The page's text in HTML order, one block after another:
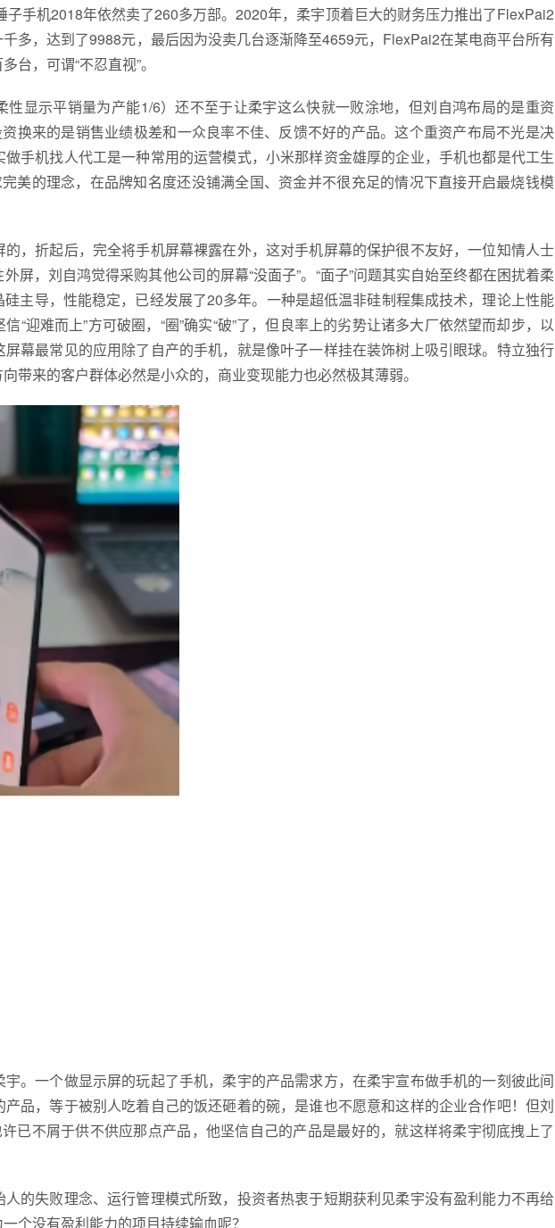
手机2018年依然卖了260多万部。2020年，柔宇顶着巨大的财务压力推出了FlexPai2
多，达到了9988元，最后因为没卖几台逐渐降至4659元，FlexPai2在某电商平台所有
台，可谓“不忍直视”。
显示平销量为产能1/6）还不至于让柔宇这么快就一败涂地，但刘自鸿布局的是重资
换来的是销售业绩极差和一众良率不佳、反馈不好的产品。这个重资产布局不光是决
手机找人代工是一种常用的运营模式，小米那样资金雄厚的企业，手机也都是代工生
美的理念，在品牌知名度还没铺满全国、资金并不很充足的情况下直接开启最烧钱模
折起后，完全将手机屏幕裸露在外，这对手机屏幕的保护很不友好，一位知情人士
屏，刘自鸿觉得采购其他公司的屏幕“没面子”。“面子”问题其实自始至终都在困扰着柔
主导，性能稳定，已经发展了20多年。一种是超低温非硅制程集成技术，理论上性能
“迎难而上”方可破圈，“圈”确实“破”了，但良率上的劣势让诸多大厂依然望而却步，以
幕最常见的应用除了自产的手机，就是像叶子一样挂在装饰树上吸引眼球。特立独行
带来的客户群体必然是小众的，商业变现能力也必然极其薄弱。
一个做显示屏的玩起了手机，柔宇的产品需求方，在柔宇宣布做手机的一刻彼此间
品，等于被别人吃着自己的饭还砸着的碗，是谁也不愿意和这样的企业合作吧！但刘
已不屑于供不供应那点产品，他坚信自己的产品是最好的，就这样将柔宇彻底拽上了
失败理念、运行管理模式所致，投资者热衷于短期获利见柔宇没有盈利能力不再给
个没有盈利能力的项目持续输血呢？